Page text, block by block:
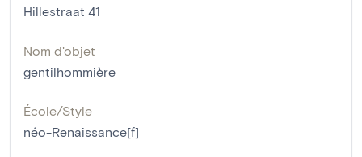
Hillestraat 41
Nom d'objet
gentilhommière
École/Style
néo-Renaissance[f]